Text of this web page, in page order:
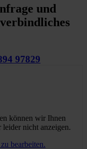
und
97829
können wir Ihnen
nicht anzeigen.
bearbeiten.